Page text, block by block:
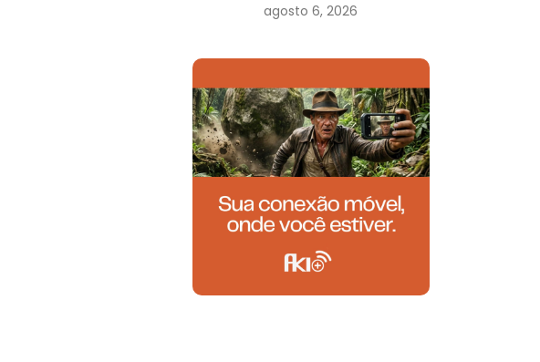
agosto 6, 2026